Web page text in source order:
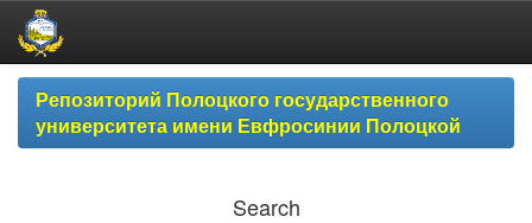
Skip
navigationРепозиторий Полоцкого государственного
университета имени Евфросинии Полоцкой
Search